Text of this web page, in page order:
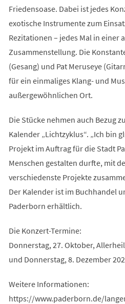
Friedensoase. Dabei ist jedes
exotische Instrumente zum
Rezitationen – jedes Mal in einer
Zusammenstellung. Die
(Gesang) und Pat Meruseye
für ein einmaliges Klang- und
außergewöhnlichen Ort.
Die Stücke nehmen auch Bezug
Kalender „Lichtzyklus“. „Ich bin
Projekt im Auftrag für die Stadt
Menschen gestalten durfte, mit
verschiedenste Projekte
Der Kalender ist im Buchhandel
Paderborn erhältlich.
Die Konzert-Termine:
Donnerstag, 27. Oktober,
und Donnerstag, 8. Dezember
Weitere Informationen:
https://www.paderborn.de/